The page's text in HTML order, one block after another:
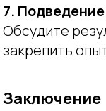
7.
Обсудите
закрепить
Заключение